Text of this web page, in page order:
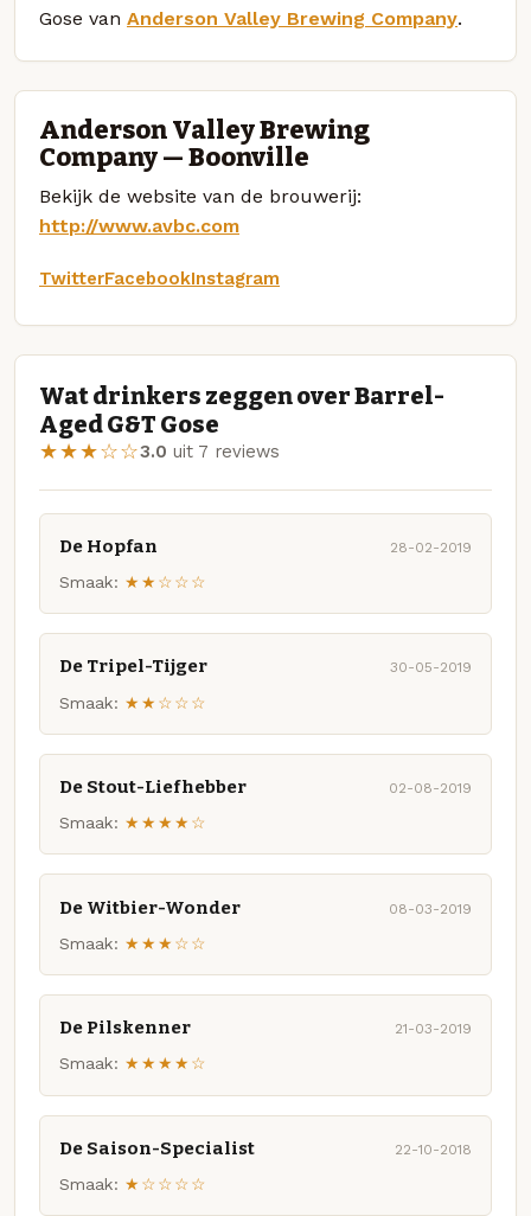
Gose van Anderson Valley Brewing Company.
Anderson Valley Brewing
Company — Boonville
Bekijk de website van de brouwerij:
http://www.avbc.com
TwitterFacebookInstagram
Wat drinkers zeggen over Barrel-
Aged G&T Gose
★★★☆☆3.0 uit 7 reviews
De Hopfan 28-02-2019
Smaak: ★★☆☆☆
De Tripel-Tijger 30-05-2019
Smaak: ★★☆☆☆
De Stout-Liefhebber 02-08-2019
Smaak: ★★★★☆
De Witbier-Wonder 08-03-2019
Smaak: ★★★☆☆
De Pilskenner 21-03-2019
Smaak: ★★★★☆
De Saison-Specialist 22-10-2018
Smaak: ★☆☆☆☆